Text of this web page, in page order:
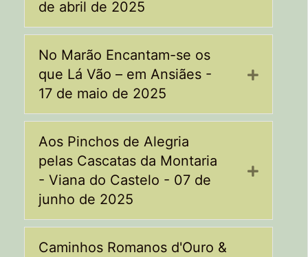
de abril de 2025
No Marão Encantam-se os
que Lá Vão – em Ansiães -
17 de maio de 2025
Expand
Aos Pinchos de Alegria
pelas Cascatas da Montaria
- Viana do Castelo - 07 de
junho de 2025
Expand
Caminhos Romanos d'Ouro &